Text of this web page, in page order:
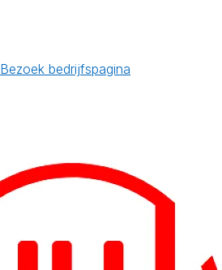
Bezoek bedrijfspagina